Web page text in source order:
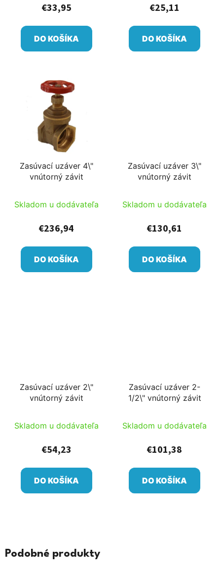
€33,95
DO KOŠÍKA
€25,11
DO KOŠÍKA
Zasúvací uzáver 4\"
vnútorný závit
Skladom u dodávateľa
€236,94
DO KOŠÍKA
Zasúvací uzáver 3\"
vnútorný závit
Skladom u dodávateľa
€130,61
DO KOŠÍKA
Zasúvací uzáver 2\"
vnútorný závit
Skladom u dodávateľa
€54,23
DO KOŠÍKA
Zasúvací uzáver 2-
1/2\" vnútorný závit
Skladom u dodávateľa
€101,38
DO KOŠÍKA
Podobné produkty